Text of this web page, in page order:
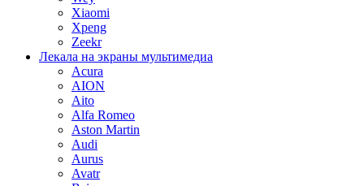
Xiaomi
Xpeng
Zeekr
Лекала на экраны мультимедиа
Acura
AION
Aito
Alfa Romeo
Aston Martin
Audi
Aurus
Avatr